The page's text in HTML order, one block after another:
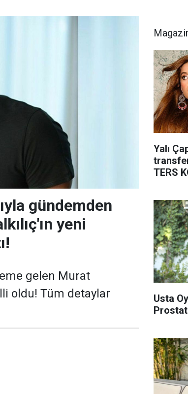
gündemden
yeni
gelen Murat
oldu! Tüm detaylar
Yalı
TERS
Usta